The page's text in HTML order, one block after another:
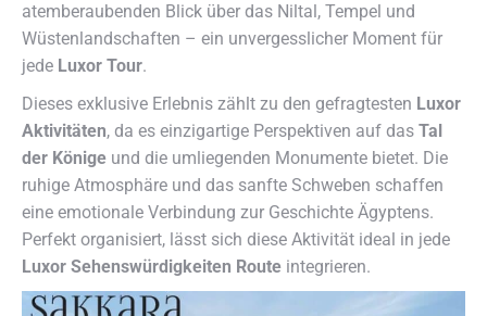
atemberaubenden Blick über das Niltal, Tempel und
Wüstenlandschaften – ein unvergesslicher Moment für
jede Luxor Tour.
Dieses exklusive Erlebnis zählt zu den gefragtesten Luxor
Aktivitäten, da es einzigartige Perspektiven auf das Tal
der Könige und die umliegenden Monumente bietet. Die
ruhige Atmosphäre und das sanfte Schweben schaffen
eine emotionale Verbindung zur Geschichte Ägyptens.
Perfekt organisiert, lässt sich diese Aktivität ideal in jede
Luxor Sehenswürdigkeiten Route integrieren.